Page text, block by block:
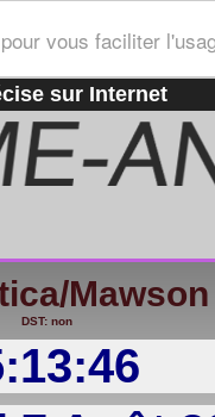
vous faciliter
sur Internet
Mawson
DST: non